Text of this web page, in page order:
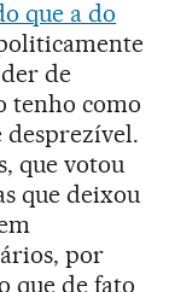
que a do
de
tenho como
desprezível.
que votou
que deixou
por
que de fato